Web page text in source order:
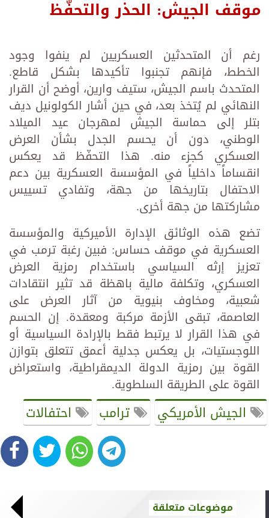
موقف الجيش: الحذر والتحفّظ
رغم أن المتحدثين العسكريين لم ينفوا وجود
الخطط، فإنهم تجنبوا تأكيدها بشكل قاطع.
المتحدث باسم الجيش، ستيف وارين، أوضح أن القرار
النهائي لم يُتخذ بعد، في حين أشار الكولونيل ديف
بتلر إلى حماسة الجيش لمهرجان عيد الميلاد
الوطني، دون أن يحسم الجدل بشأن العرض
العسكري كجزء منه. هذا التحفّظ قد يعكس
انقساماً داخلياً في المؤسسة العسكرية بين دعم
الاحتفال بتاريخها من جهة، وتفادي تسييس
مشاركتها من جهة أخرى.
تضع هذه الوثائق الإدارة الأميركية والمؤسسة
العسكرية في موقف حساس: فبين رغبة ترمب في
تعزيز إرثه السياسي باستخدام رمزية العرض
العسكري، وتكلفة مالية باهظة قد تثير انتقادات
شعبية، ومخاوف بنيوية من آثار العرض على
العاصمة، تبقى الأزمة مركبة ومعقدة. إن الحسم
في هذا القرار لا يرتبط فقط بالإرادة السياسية أو
اللوجستيات، بل يعكس جدلية أعمق تتعلق بتوازن
القوة بين رمزية الدولة الديمقراطية، واستعراض
القوة على الطريقة السلطوية.
الجيش الأمريكي ترامب احتفالات
موضوعات متعلقة